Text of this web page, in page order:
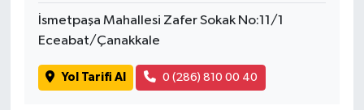
İsmetpaşa Mahallesi Zafer Sokak No:11/1
Eceabat/Çanakkale
Yol Tarifi Al 0 (286) 810 00 40